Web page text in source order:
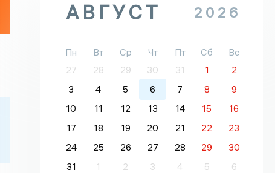
АВГУСТ 2026
Пн Вт Ср Чт Пт Сб
Вс
27
28 29 30 31 1
2
3
4 5 6 7 8
9
10
11 12 13 14 15
16
17
18 19 20 21 22
23
24
25 26 27 28 29
30
31
1 2 3 4 5 6